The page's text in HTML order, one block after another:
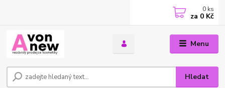
Menu
Hledat
0 ks
za 0 Kč